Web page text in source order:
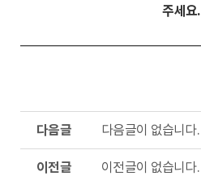
주세요.
글
다음글이 없습니다.
이전글이 없습니다.